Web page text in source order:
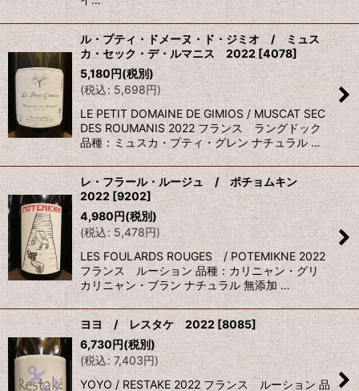
ル・プティ・ドメーヌ・ド・ジミオ / ミュス
カ・セック・デ・ルマニス 2022 [4078]
5,180円(税別)
(税込: 5,698円)
LE PETIT DOMAINE DE GIMIOS / MUSCAT SEC
DES ROUMANIS 2022 フランス ラングドック
品種：ミュスカ・プティ・グレン ナチュラル …
レ・フラール・ルージュ / ポチョムキン
2022 [9202]
4,980円(税別)
(税込: 5,478円)
LES FOULARDS ROUGES / POTEMIKNE 2022
フランス ルーション 品種：カリニャン・グリ
カリニャン・ブラン ナチュラル 無添加 …
ヨヨ / レスタケ 2022 [8085]
6,730円(税別)
(税込: 7,403円)
YOYO / RESTAKE 2022 フランス ルーション 品